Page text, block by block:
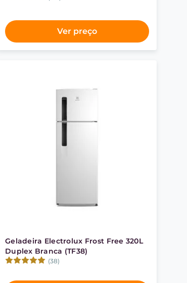
Ver preço
Geladeira Electrolux Frost Free 320L
Duplex Branca (TF38)
(38)